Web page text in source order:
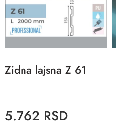
Zidna lajsna Z 61
5.762 RSD